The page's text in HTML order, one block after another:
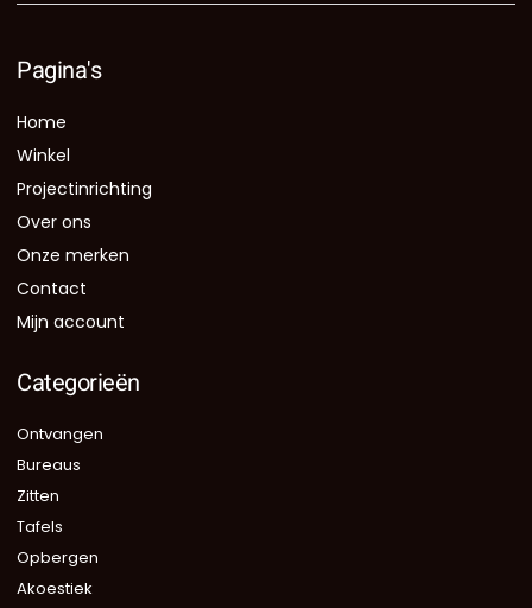
Pagina's
Home
Winkel
Projectinrichting
Over ons
Onze merken
Contact
Mijn account
Categorieën
Ontvangen
Bureaus
Zitten
Tafels
Opbergen
Akoestiek